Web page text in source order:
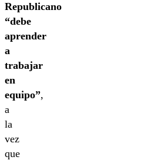
Republicano
“debe
aprender
a
trabajar
en
equipo”,
a
la
vez
que